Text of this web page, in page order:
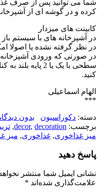
شما می توانید پس از صرف غذا
کرده و در گوشه ای از
کابینت های میزدار
در آشپزخانه های با سیستم
در نظر گرفته نشده یا اصولا
در صورتی که ورودی آشپزخانه
سطحی با یک یا 2
کنید.
الهام اسماعیلی
***
دسته: دکوراسیون
بدون
برچسب:
decor, decoration
,
میز غذاخوری, غذاخوری, میز
پاسخ دهید
نشانی ایمیل شما منتشر
علامت‌گذاری شده‌اند *